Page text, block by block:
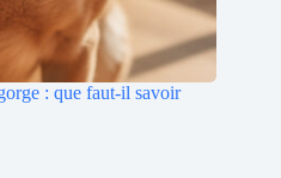
: que faut-il savoir